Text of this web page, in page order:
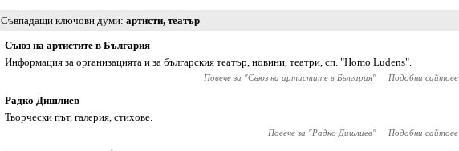
Съвпадащи ключови думи артисти, театър
Съюз на артистите в България
Информация за организацията и за българския театър, новини, театри, сп. "Homo Ludens".
Повече за "Съюз на артистите в България" Подобни сайтове
Радко Дишлиев
Творчески път, галерия, стихове.
Повече за "Радко Дишлиев" Подобни сайтове